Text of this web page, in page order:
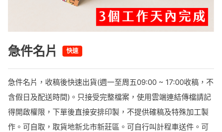
急件名片 快速
急件名片，收稿後快速出貨(週一至周五09:00 ~ 17:00收稿，不
含假日及配送時間)。只接受完整檔案，使用雲端連結傳檔請記
得開啟權限，下單後直接安排印製，不提供確稿及特殊加工製
作。可自取，取貨地新北市新莊區。可自行叫計程車送件。可